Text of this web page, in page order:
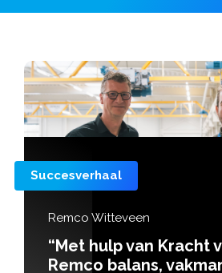
Succesverhaal
Remco Witteveen
“Met hulp van Kracht
Remco balans,